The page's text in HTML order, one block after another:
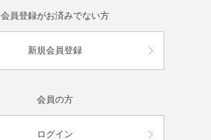
会員登録がお済みでない方
新規会員登録
会員の方
ログイン